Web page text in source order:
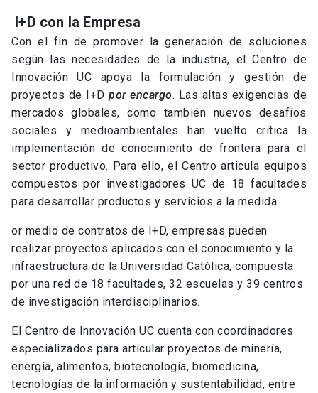
I+D con la Empresa
Con el fin de promover la generación de soluciones
según las necesidades de la industria, el Centro de
Innovación UC apoya la formulación y gestión de
proyectos de I+Dpor encargo. Las altas exigencias de
mercados globales, como también nuevos desafíos
sociales y medioambientales han vuelto crítica la
implementación de conocimiento de frontera para el
sector productivo. Para ello, el Centro articula equipos
compuestos por investigadores UC de 18 facultades
para desarrollar productos y servicios a la medida.
or medio de contratos de I+D, empresas pueden
realizar proyectos aplicados con el conocimiento y la
infraestructura de la Universidad Católica, compuesta
por una red de 18 facultades, 32 escuelas y 39 centros
de investigación interdisciplinarios.
El Centro de Innovación UC cuenta con coordinadores
especializados para articular proyectos de minería,
energía, alimentos, biotecnología, biomedicina,
tecnologías de la información y sustentabilidad, entre